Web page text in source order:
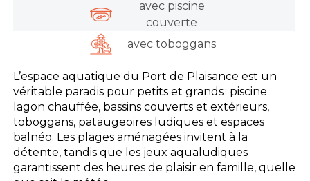
avec piscine
couverte
avec toboggans
L’espace aquatique du Port de Plaisance est un
véritable paradis pour petits et grands : piscine
lagon chauffée, bassins couverts et extérieurs,
toboggans, pataugeoires ludiques et espaces
balnéo. Les plages aménagées invitent à la
détente, tandis que les jeux aqualudiques
garantissent des heures de plaisir en famille, quelle